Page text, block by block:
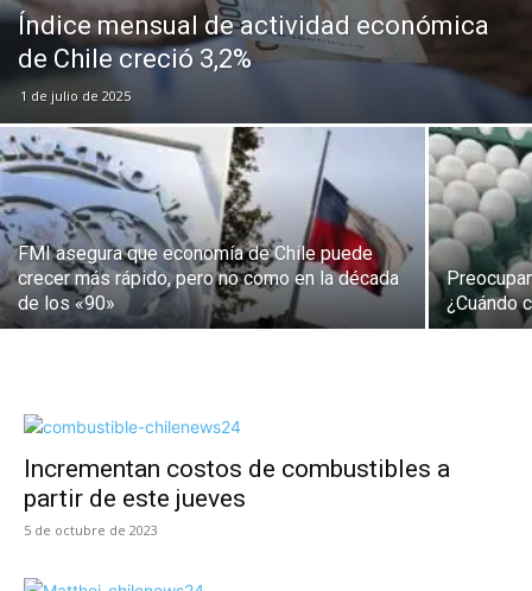
Índice mensual de actividad económica
de Chile creció 3,2%
1 de julio de 2025
FMI asegura que economía de Chile puede
crecer más rápido, pero no como en la década
de los «90»
¿Cuándo
Incrementan costos de combustibles a
partir de este jueves
5 de octubre de 2023